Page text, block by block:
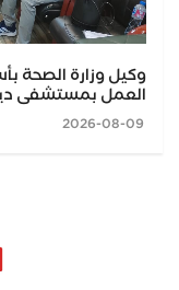
وكيل وزارة الصحة
العمل بمستشفى